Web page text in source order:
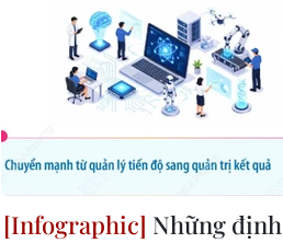
Những định